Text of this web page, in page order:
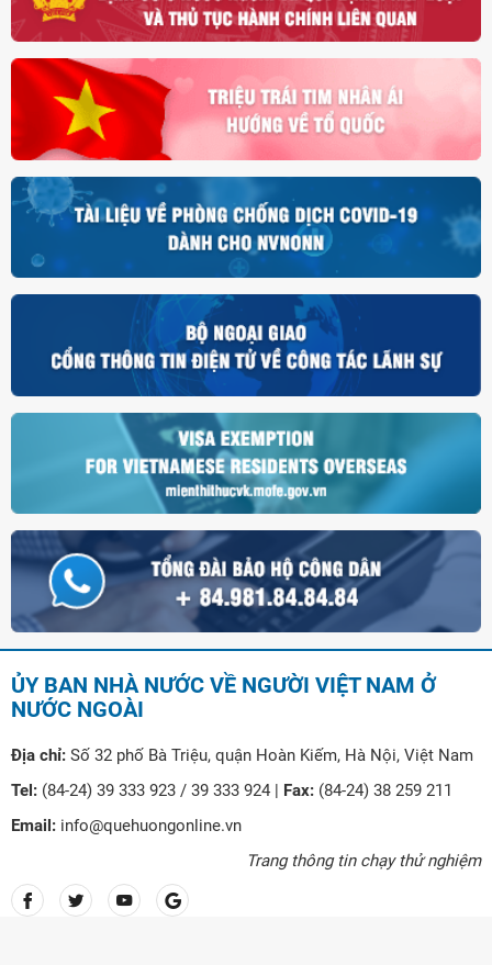
ỦY BAN NHÀ NƯỚC VỀ NGƯỜI VIỆT NAM Ở
NƯỚC NGOÀI
Địa chỉ: Số 32 phố Bà Triệu, quận Hoàn Kiếm, Hà Nội, Việt Nam
Tel: (84-24) 39 333 923 / 39 333 924 | Fax: (84-24) 38 259 211
Email: info@quehuongonline.vn
Trang thông tin chạy thử nghiệm